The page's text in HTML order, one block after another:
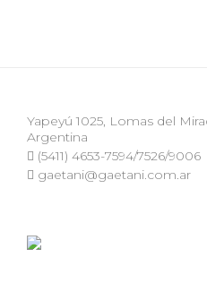
Yapeyú 1025, Lomas del
Argentina
(5411) 4653-7594/7526/9006
gaetani@gaetani.com.ar